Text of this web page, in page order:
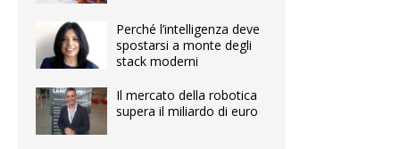
Perché l’intelligenza deve
spostarsi a monte degli
stack moderni
Il mercato della robotica
supera il miliardo di euro